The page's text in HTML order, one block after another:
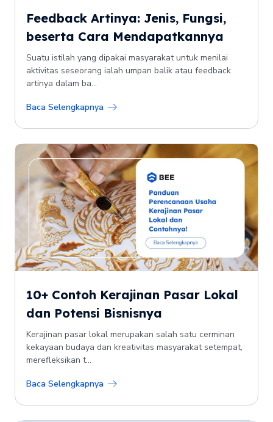
Feedback Artinya: Jenis, Fungsi,
beserta Cara Mendapatkannya
Suatu istilah yang dipakai masyarakat untuk menilai
aktivitas seseorang ialah umpan balik atau feedback
artinya dalam ba...
Baca Selengkapnya
10+ Contoh Kerajinan Pasar Lokal
dan Potensi Bisnisnya
Kerajinan pasar lokal merupakan salah satu cerminan
kekayaan budaya dan kreativitas masyarakat setempat,
merefleksikan t...
Baca Selengkapnya